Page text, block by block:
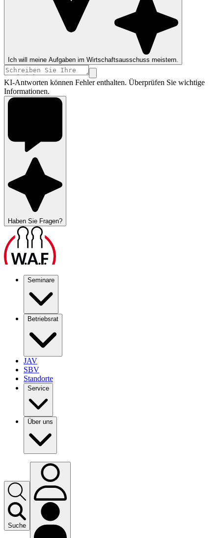
Ich will meine Aufgaben im Wirtschaftsausschuss meistern.
KI-Antworten können Fehler enthalten. Überprüfen Sie wichtige
Informationen.
Haben Sie Fragen?
Seminare
Betriebsrat
JAV
SBV
Standorte
Service
Über uns
Suche